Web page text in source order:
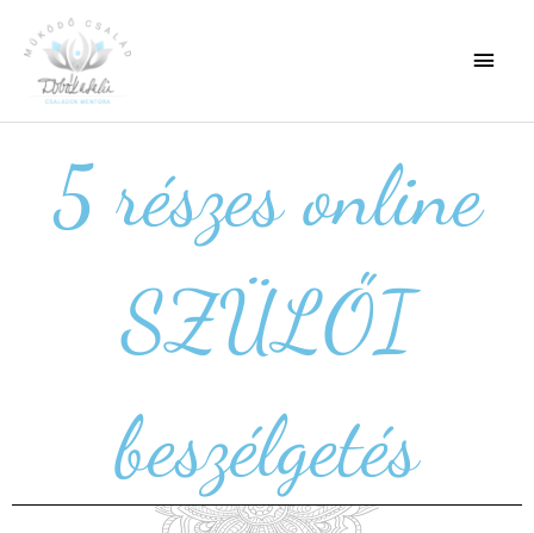
5 részes online
SZÜLŐI
beszélgetés